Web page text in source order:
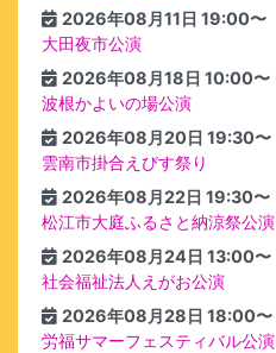
2026年08月11日 19:00〜
大田夜市公演
2026年08月18日 10:00〜
波根かよいの場公演
2026年08月20日 19:30〜
雲南市掛合えびす祭り
2026年08月22日 19:30〜
松江市大庭ふるさと納涼祭公演
2026年08月24日 13:00〜
社会福祉法人えがお公演
2026年08月28日 18:00〜
労福サマーフェスティバル公演